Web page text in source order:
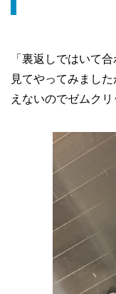
「裏返しではいて
見てやってみまし
えないのでゼムクリ